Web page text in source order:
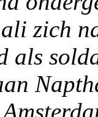
zich
als